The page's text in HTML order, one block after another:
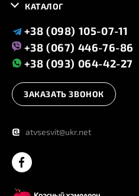
КАТАЛОГ
+38 (098) 105-07-11
+38 (067) 446-76-86
+38 (093) 064-42-27
ЗАКАЗАТЬ ЗВОНОК
@ atvsesvit@ukr.net